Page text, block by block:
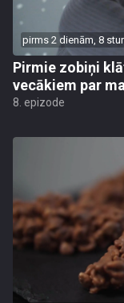
pirms 2 dienām, 8
Pirmie zobiņi
vecākiem par
8. epizode